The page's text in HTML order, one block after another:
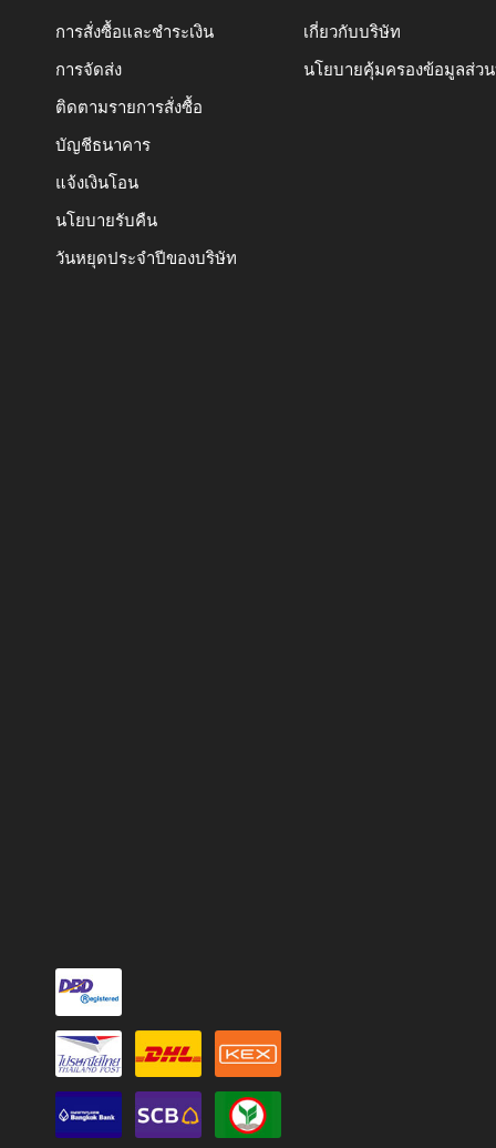
การสั่งซื้อและชำระเงิน
การจัดส่ง
ติดตามรายการสั่งซื้อ
บัญชีธนาคาร
แจ้งเงินโอน
นโยบายรับคืน
วันหยุดประจำปีของบริษัท
เกี่ยวกับบริษัท
นโยบายคุ้มครองข้อมูลส่ว